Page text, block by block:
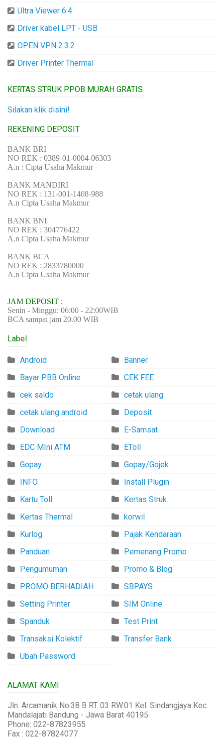
Ultra Viewer 6.4
Driver kabel LPT - USB
OPEN VPN 2.3.2
Driver Printer Thermal
KERTAS STRUK PPOB MURAH GRATIS
Silakan klik disini!
REKENING DEPOSIT
BANK BRI
NO REK : 0389-01-0004-06303
A.n : Cipta Usaha Makmur
BANK MANDIRI
NO REK : 131-001-1408-988
A.n Cipta Usaha Makmur
BANK BNI
NO REK : 304776422
A.n Cipta Usaha Makmur
BANK BCA
NO REK : 2833780000
A.n Cipta Usaha Makmur
JAM DEPOSIT :
Senin - Minggu: 06:00 - 22:00WIB
BCA sampai jam 20.00 WIB
Label
Android
Banner
Bayar PBB Online
CEK FEE
cek saldo
cetak ulang
cetak ulang android
Deposit
Download
E-Samsat
EDC MIni ATM
EToll
Gopay
Gopay/Gojek
INFO
Install Plugin
Kartu Toll
Kertas Struk
Kertas Thermal
korwil
Kurlog
Pajak Kendaraan
Panduan
Pemenang Promo
Pengumuman
Promo & Blog
PROMO BERHADIAH
SBPAYS
Setting Printer
SIM Online
Spanduk
Test Print
Transaksi Kolektif
Transfer Bank
Ubah Password
ALAMAT KAMI
Jln. Arcamanik No.38 B RT. 03 RW.01 Kel. Sindangjaya Kec.
Mandalajati Bandung - Jawa Barat 40195
Phone: 022-87823955
Fax : 022-87824077